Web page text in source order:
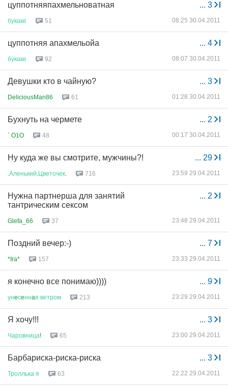
... 3
цуппотняяпахмельноватная
букаке 51 08:25 30.04.2011
... 4
цуппотняя апахмельойа
букаке 92 08:07 30.04.2011
... 3
Девушки кто в чайную?
DeliciousMan86 61 01:28 30.04.2011
... 2
Бухнуть на чермете
` O1O 48 00:17 30.04.2011
... 29
Ну куда же вы смотрите, мужчины?!
Аленький Цветочек 716 23:59 29.04.2011
... 2
Нужна партнерша для занятий
тантрическим сексом
Glefa_66 37 23:48 29.04.2011
... 7
Поздний вечер:-)
*Ira* 157 23:33 29.04.2011
... 9
я конечно все понимаю))))
унeсeннaя ветром 213 23:29 29.04.2011
... 3
Я хочу!!!
Чаровница! 65 23:00 29.04.2011
... 3
Барбариска-риска-риска
Троллька я 63 22:22 29.04.2011